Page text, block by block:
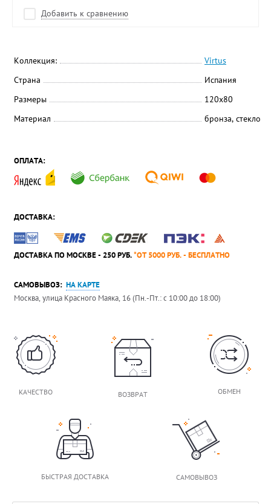
Коллекция:
Virtus
Страна
Испания
Размеры
120х80
Материал
бронза, стекло
ОПЛАТА:
ДОСТАВКА:
ДОСТАВКА ПО МОСКВЕ - 250 РУБ.*ОТ 5000 РУБ. - БЕСПЛАТНО
САМОВЫВОЗ: НА КАРТЕ
Москва, улица Красного Маяка, 16 (Пн.-Пт.: с 10:00 до 18:00)
Добавить к сравнению
КАЧЕСТВО ВОЗВРАТ ОБМЕН
БЫСТРАЯ ДОСТАВКА САМОВЫВОЗ